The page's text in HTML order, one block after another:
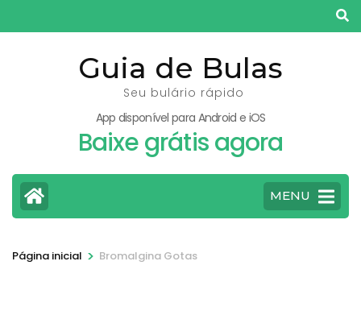
para
Guia de Bulas
Seu bulário rápido
App disponível para Android e iOS
Baixe grátis agora
MENU
Página inicial > Bromalgina Gotas